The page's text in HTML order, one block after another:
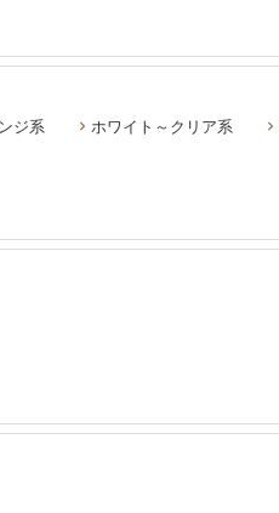
ジ系 ホワイト～クリア系